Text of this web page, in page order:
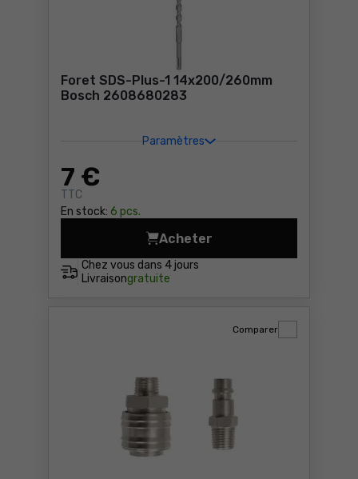
Foret SDS-Plus-1 14x200/260mm
Bosch 2608680283
Paramètres
7 €
TTC
En stock: 6 pcs.
Chez vous dans 4 jours
Livraisongratuite
Acheter
Foret SDS-Plus-1 14x200/
Comparer